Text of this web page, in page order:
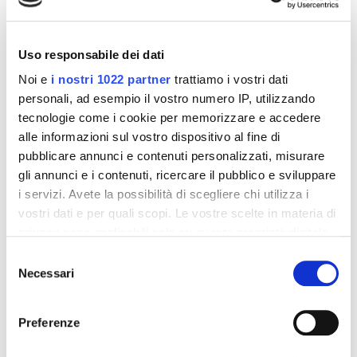
Uso responsabile dei dati
Noi e i nostri 1022 partner trattiamo i vostri dati
personali, ad esempio il vostro numero IP, utilizzando
tecnologie come i cookie per memorizzare e accedere
alle informazioni sul vostro dispositivo al fine di
pubblicare annunci e contenuti personalizzati, misurare
gli annunci e i contenuti, ricercare il pubblico e sviluppare
i servizi. Avete la possibilità di scegliere chi utilizza i
vostri dati e per quali scopi. Le vostre scelte in materia di
modificare o revocare il proprio consenso in qualsiasi
momento dalla Dichiarazione sui cookie o facendo clic
delNecessari
Preferenze
Integratori per dimagrire
32,00 €
carrello
-42%
Integratori per dimagrire
55,18 €